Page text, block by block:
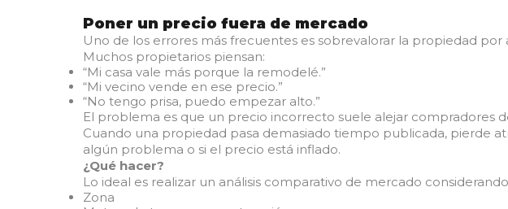
Poner un precio fuera de mercado
Uno de los errores más frecuentes es sobrevalorar la propiedad
Muchos propietarios piensan:
“Mi casa vale más porque la remodelé.”
“Mi vecino vende en ese precio.”
“No tengo prisa, puedo empezar alto.”
El problema es que un precio incorrecto suele alejar compradores
Cuando una propiedad pasa demasiado tiempo publicada, pierde
algún problema o si el precio está inflado.
¿Qué hacer?
Lo ideal es realizar un análisis comparativo de mercado
Zona